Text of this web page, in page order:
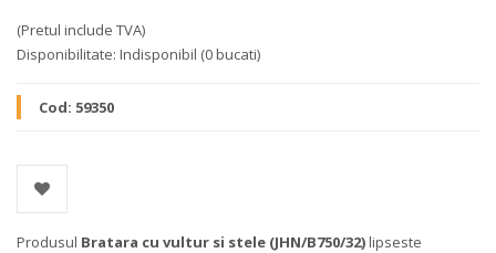
(Pretul include TVA)
Disponibilitate: Indisponibil (0 bucati)
Cod: 59350
Produsul Bratara cu vultur si stele (JHN/B750/32)lipseste